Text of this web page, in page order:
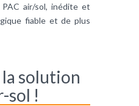
air/sol, inédite et
fiable et de plus
la solution
sol !